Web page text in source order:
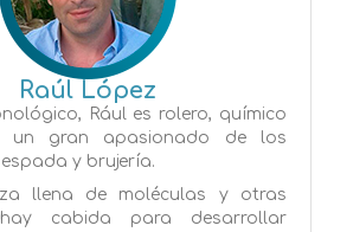
Raúl López
Rául es rolero, químico
un gran apasionado de los
y brujería.
llena de moléculas y otras
cabida para desarrollar